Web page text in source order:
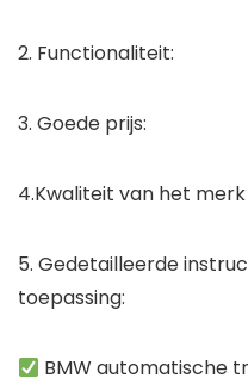
2. Functionaliteit:
3. Goede prijs:
4.Kwaliteit van het merk
5. Gedetailleerde
toepassing:
BMW automatische